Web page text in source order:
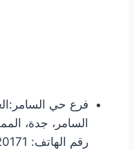
فرع حي
السامر، جدة،
رقم الهاتف: 00966534720171.